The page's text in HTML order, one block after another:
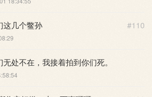
#110
这几个鳖孙
处不在，我接着拍到你们死。